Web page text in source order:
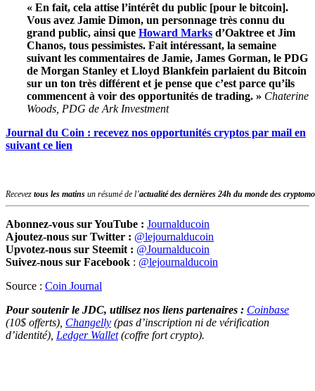
« En fait, cela attise l’intérêt du public [pour le bitcoin].
Vous avez Jamie Dimon, un personnage très connu du
grand public, ainsi que Howard Marks d’Oaktree et Jim
Chanos, tous pessimistes. Fait intéressant, la semaine
suivant les commentaires de Jamie, James Gorman, le PDG
de Morgan Stanley et Lloyd Blankfein parlaient du Bitcoin
sur un ton très différent et je pense que c’est parce qu’ils
commencent à voir des opportunités de trading. » Chaterine
Woods, PDG de Ark Investment
Journal du Coin : recevez nos opportunités cryptos par mail en
suivant ce lien
Recevez tous les matins un résumé de l’actualité des dernières 24h du monde des
Abonnez-vous sur YouTube : Journalducoin
Ajoutez-nous sur Twitter : @lejournalducoin
Upvotez-nous sur Steemit : @Journalducoin
Suivez-nous sur Facebook : @lejournalducoin
Source : Coin Journal
Pour soutenir le JDC, utilisez nos liens partenaires : Coinbase
(10$ offerts), Changelly (pas d’inscription ni de vérification
d’identité), Ledger Wallet(coffre fort crypto).